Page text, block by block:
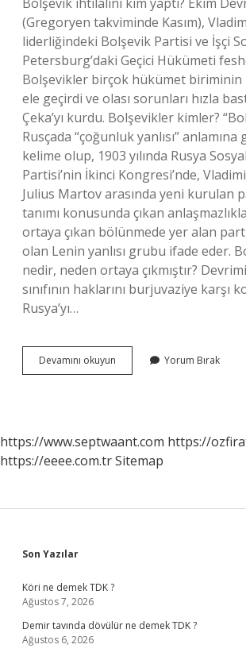
(Gregoryen takviminde Kasım),
liderliğindeki Bolşevik Partisi ve İşçi
Petersburg’daki Geçici Hükümeti
Bolşevikler birçok hükümet
ele geçirdi ve olası sorunları hızla
Çeka’yı kurdu. Bolşevikler kimler?
Rusçada “çoğunluk yanlısı”
kelime olup, 1903 yılında Rusya
Partisi’nin İkinci Kongresi’nde,
Julius Martov arasında yeni kurulan
tanımı konusunda çıkan
ortaya çıkan bölünmede yer alan
olan Lenin yanlısı grubu ifade eder.
nedir, neden ortaya çıkmıştır?
sınıfının haklarını burjuvaziye karşı
Rusya’yı…
Devamını okuyun Bolşevik
Ihtilali
Yorum Bırak
https://www.septwaant.com https://
https://eeee.com.trSitemap
Sidebar
Son Yazılar
Köri ne demek TDK ?
Ağustos 7, 2026
Demir tavında dövülür ne demek TDK ?
Ağustos 6, 2026